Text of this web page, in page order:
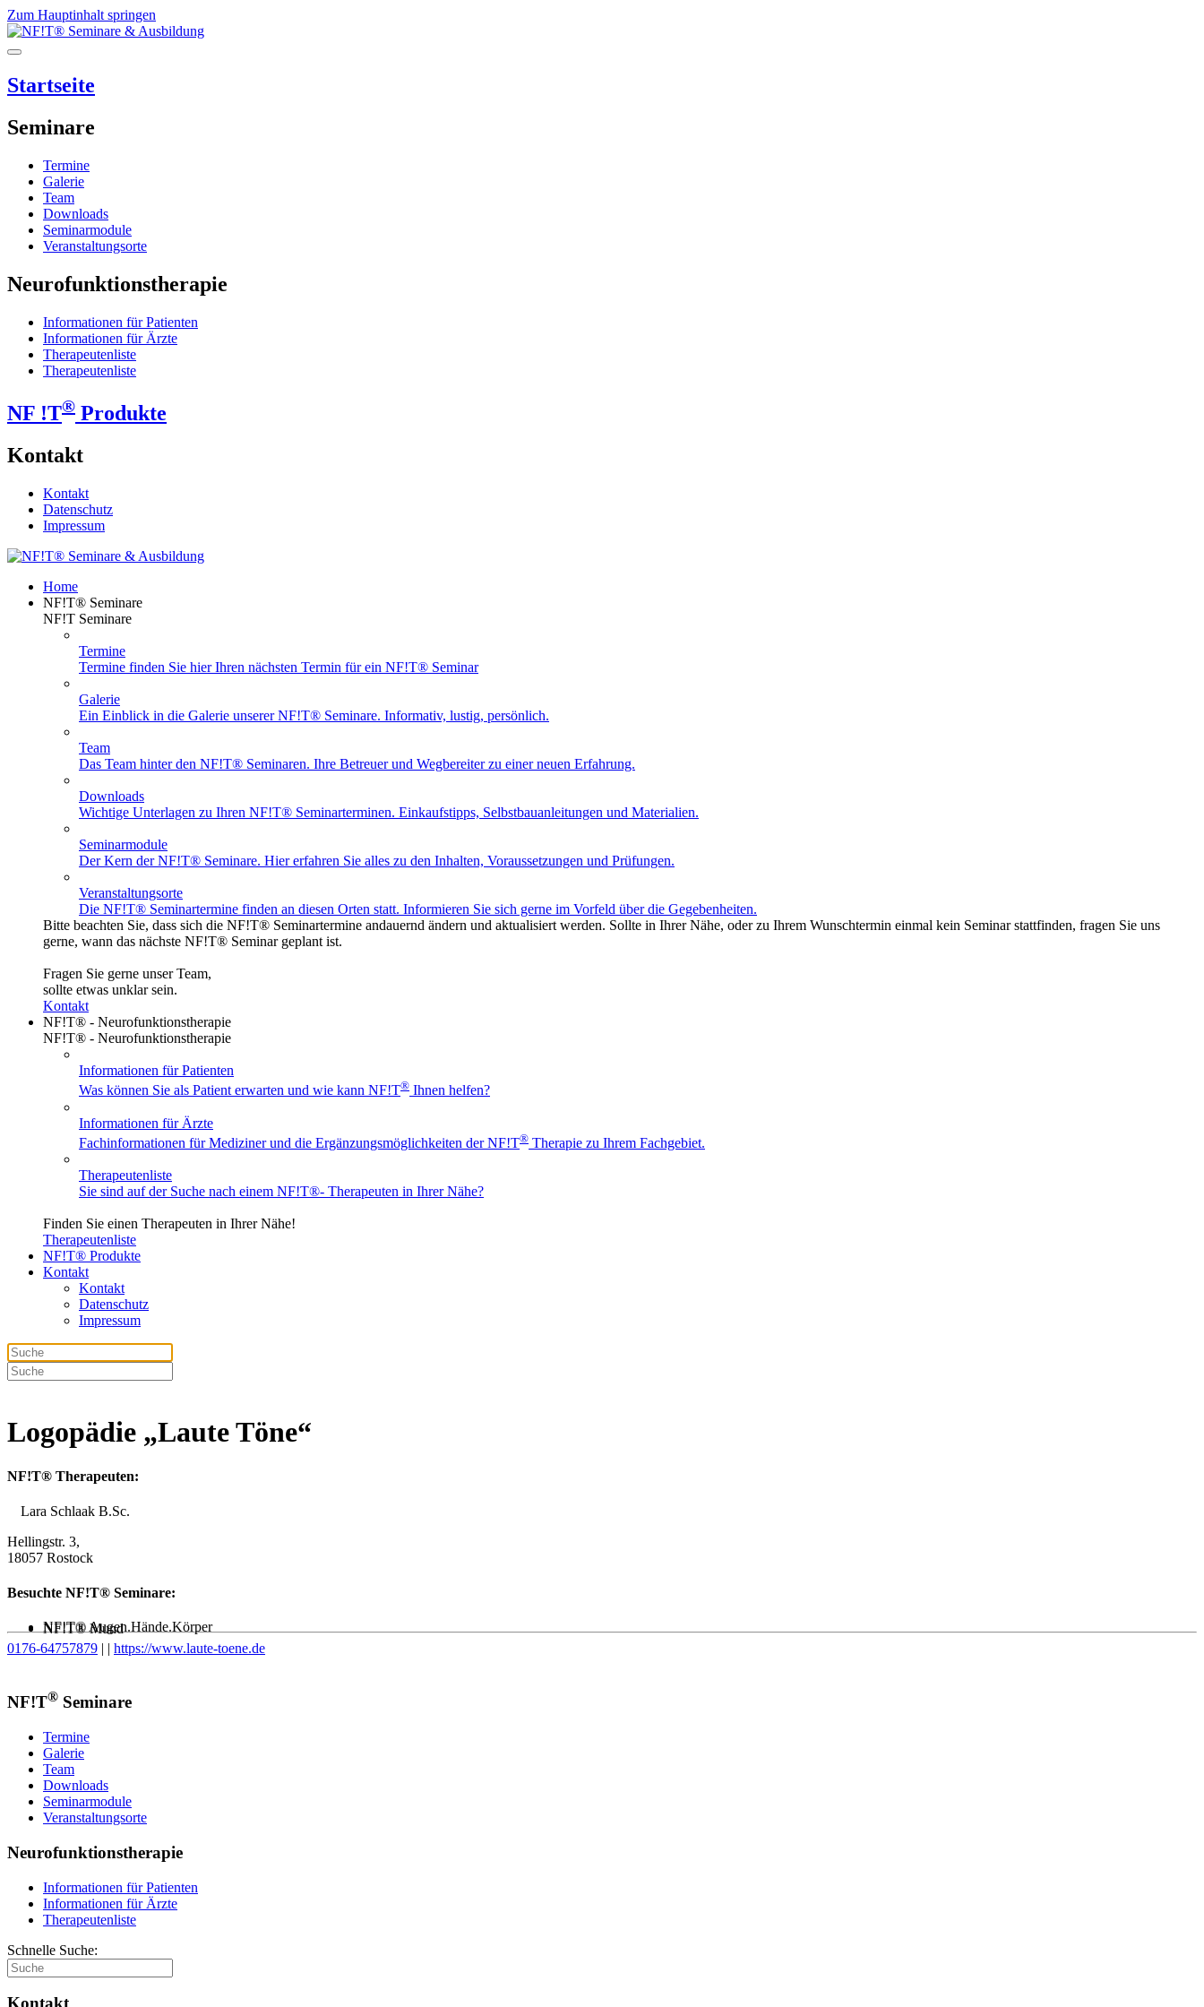
Zum Hauptinhalt springen
Startseite
Seminare
Termine
Galerie
Team
Downloads
Seminarmodule
Veranstaltungsorte
Neurofunktionstherapie
Informationen für Patienten
Informationen für Ärzte
Therapeutenliste
Therapeutenliste
NF !T® Produkte
Kontakt
Kontakt
Datenschutz
Impressum
Home
NF!T® Seminare
NF!T Seminare
Termine
Termine finden Sie hier Ihren nächsten Termin für ein NF!T® Seminar
Galerie
Ein Einblick in die Galerie unserer NF!T® Seminare. Informativ, lustig, persönlich.
Team
Das Team hinter den NF!T® Seminaren. Ihre Betreuer und Wegbereiter zu einer neuen Erfahrung.
Downloads
Wichtige Unterlagen zu Ihren NF!T® Seminarterminen. Einkaufstipps, Selbstbauanleitungen und Materialien.
Seminarmodule
Der Kern der NF!T® Seminare. Hier erfahren Sie alles zu den Inhalten, Voraussetzungen und Prüfungen.
Veranstaltungsorte
Die NF!T® Seminartermine finden an diesen Orten statt. Informieren Sie sich gerne im Vorfeld über die Gegebenheiten.
Bitte beachten Sie, dass sich die NF!T® Seminartermine andauernd ändern und aktualisiert werden. Sollte in Ihrer Nähe, oder zu Ihrem Wunschtermin einmal kein Seminar stattfinden, fragen Sie uns
gerne, wann das nächste NF!T® Seminar geplant ist.
Fragen Sie gerne unser Team,
sollte etwas unklar sein.
Kontakt
NF!T® - Neurofunktionstherapie
NF!T® - Neurofunktionstherapie
Informationen für Patienten
Was können Sie als Patient erwarten und wie kann NF!T® Ihnen helfen?
Informationen für Ärzte
Fachinformationen für Mediziner und die Ergänzungsmöglichkeiten der NF!T® Therapie zu Ihrem Fachgebiet.
Therapeutenliste
Sie sind auf der Suche nach einem NF!T®- Therapeuten in Ihrer Nähe?
Finden Sie einen Therapeuten in Ihrer Nähe!
Therapeutenliste
NF!T® Produkte
Kontakt
Kontakt
Datenschutz
Impressum
Logopädie „Laute Töne“
NF!T® Therapeuten:
Lara Schlaak B.Sc.
Hellingstr. 3,
18057 Rostock
Besuchte NF!T® Seminare:
NF!T® Mund
NF!T® Augen.Hände.Körper
0176-64757879 | | https://www.laute-toene.de
NF!T® Seminare
Termine
Galerie
Team
Downloads
Seminarmodule
Veranstaltungsorte
Neurofunktionstherapie
Informationen für Patienten
Informationen für Ärzte
Therapeutenliste
Schnelle Suche: